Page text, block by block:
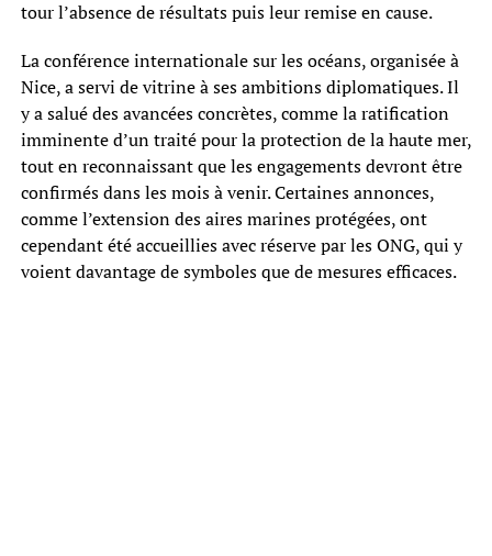
tour l’absence de résultats puis leur remise en cause.
La conférence internationale sur les océans, organisée à
Nice, a servi de vitrine à ses ambitions diplomatiques. Il
y a salué des avancées concrètes, comme la ratification
imminente d’un traité pour la protection de la haute mer,
tout en reconnaissant que les engagements devront être
confirmés dans les mois à venir. Certaines annonces,
comme l’extension des aires marines protégées, ont
cependant été accueillies avec réserve par les ONG, qui y
voient davantage de symboles que de mesures efficaces.